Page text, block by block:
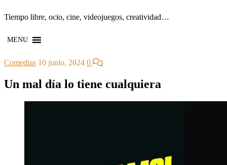
Tiempo libre, ocio, cine, videojuegos, creatividad…
MENU
Comedias 10 junio, 2024 0
Un mal día lo tiene cualquiera